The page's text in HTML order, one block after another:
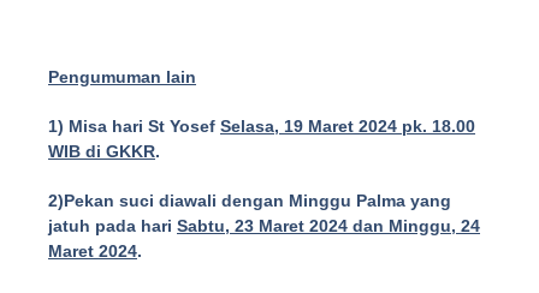
Pengumuman lain
1) Misa hari St Yosef Selasa, 19 Maret 2024 pk. 18.00
WIB di GKKR.
2)Pekan suci diawali dengan Minggu Palma yang
jatuh pada hari Sabtu, 23 Maret 2024 dan Minggu, 24
Maret 2024.